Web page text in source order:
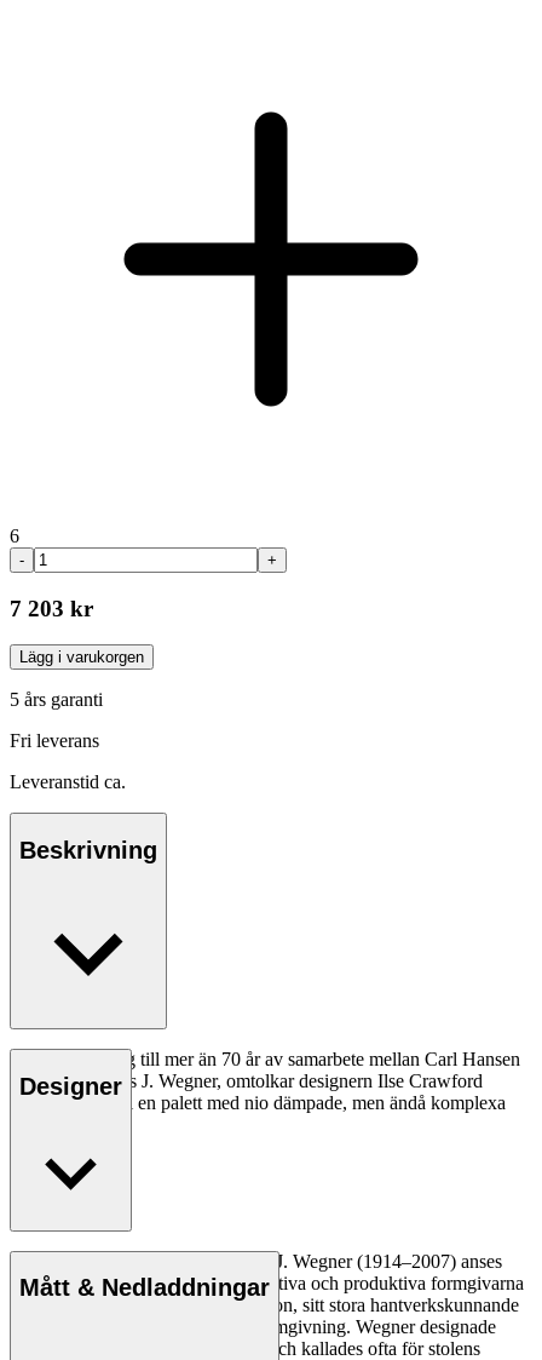
6
- +
7 203 kr
Lägg i varukorgen
5 års garanti
Fri leverans
Leveranstid ca.
Beskrivning
Som en hyllning till mer än 70 år av samarbete mellan Carl Hansen
& Søn och Hans J. Wegner, omtolkar designern Ilse Crawford
CH24 Y-stolen i en palett med nio dämpade, men ändå komplexa
Läs mer
Designer
Den danske möbeldesignern Hans J. Wegner (1914–2007) anses
vara en av de mest kreativa, innovativa och produktiva formgivarna
genom tiderna, känd för sin precision, sitt stora hantverkskunnande
och sin kompromisslösa syn på formgivning. Wegner designade
nästan 500 stolar under sin livstid och kallades ofta för stolens
Mått & Nedladdningar